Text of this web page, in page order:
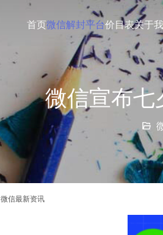
首页微信解封平台价目表关于
微信宣布
微信最新资讯